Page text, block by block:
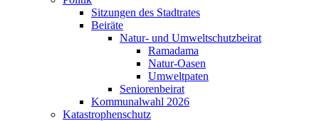
Sitzungen des Stadtrates
Beiräte
Natur- und Umweltschutzbeirat
Ramadama
Natur-Oasen
Umweltpaten
Seniorenbeirat
Kommunalwahl 2026
Katastrophenschutz